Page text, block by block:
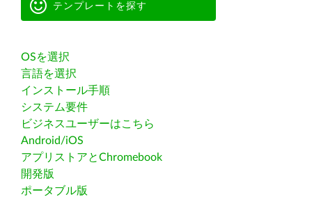
テンプレートを探す
OSを選択
言語を選択
インストール手順
システム要件
ビジネスユーザーはこちら
Android/iOS
アプリストアとChromebook
開発版
ポータブル版